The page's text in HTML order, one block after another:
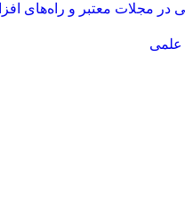
مجلات معتبر و راه‌های
علمی